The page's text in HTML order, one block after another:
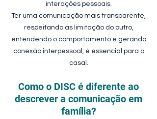
interações pessoais.
Ter uma comunicação mais transparente,
respeitando as limitação do outro,
entendendo o comportamento e gerando
conexão interpessoal, é essencial para o
casal.
Como o DISC é diferente ao
descrever a comunicação em
família?